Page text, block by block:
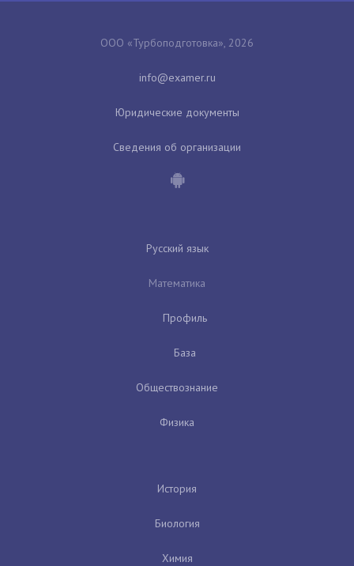
ООО «Турбоподготовка», 2026
Юридические документы
Сведения об организации
Русский язык
Математика
Профиль
База
Обществознание
Физика
История
Биология
Химия